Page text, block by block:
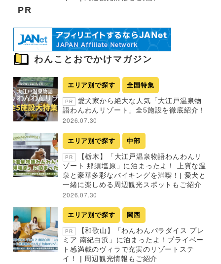
PR
わんことおでかけマガジン
エリア別で探す 全国特集
PR
愛犬家から絶大な人気「大江戸温泉物
語わんわんリゾート」全5施設を徹底紹介！
2026.07.30
エリア別で探す 中部
PR
【栃木】「大江戸温泉物語わんわんリ
ゾート 那須塩原」に泊まったよ！ 上質な温
泉と豪華多彩なバイキングを満喫！| 愛犬と
一緒に楽しめる周辺観光スポットもご紹介
2026.07.30
エリア別で探す 関西
PR
【和歌山】「わんわんパラダイス プレ
ミア 南紀白浜」に泊まったよ！プライベー
ト感満載のヴィラで充実のリゾートステ
イ！ | 周辺観光情報もご紹介